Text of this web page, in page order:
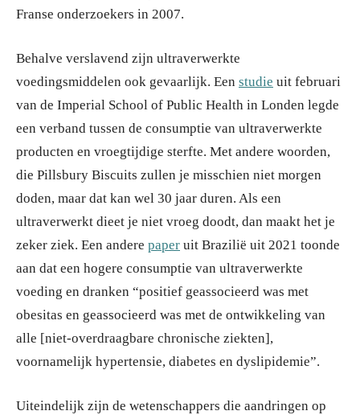
Franse onderzoekers in 2007.
Behalve verslavend zijn ultraverwerkte
voedingsmiddelen ook gevaarlijk. Een studie uit februari
van de Imperial School of Public Health in Londen legde
een verband tussen de consumptie van ultraverwerkte
producten en vroegtijdige sterfte. Met andere woorden,
die Pillsbury Biscuits zullen je misschien niet morgen
doden, maar dat kan wel 30 jaar duren. Als een
ultraverwerkt dieet je niet vroeg doodt, dan maakt het je
zeker ziek. Een andere paper uit Brazilië uit 2021 toonde
aan dat een hogere consumptie van ultraverwerkte
voeding en dranken “positief geassocieerd was met
obesitas en geassocieerd was met de ontwikkeling van
alle [niet-overdraagbare chronische ziekten],
voornamelijk hypertensie, diabetes en dyslipidemie”.
Uiteindelijk zijn de wetenschappers die aandringen op